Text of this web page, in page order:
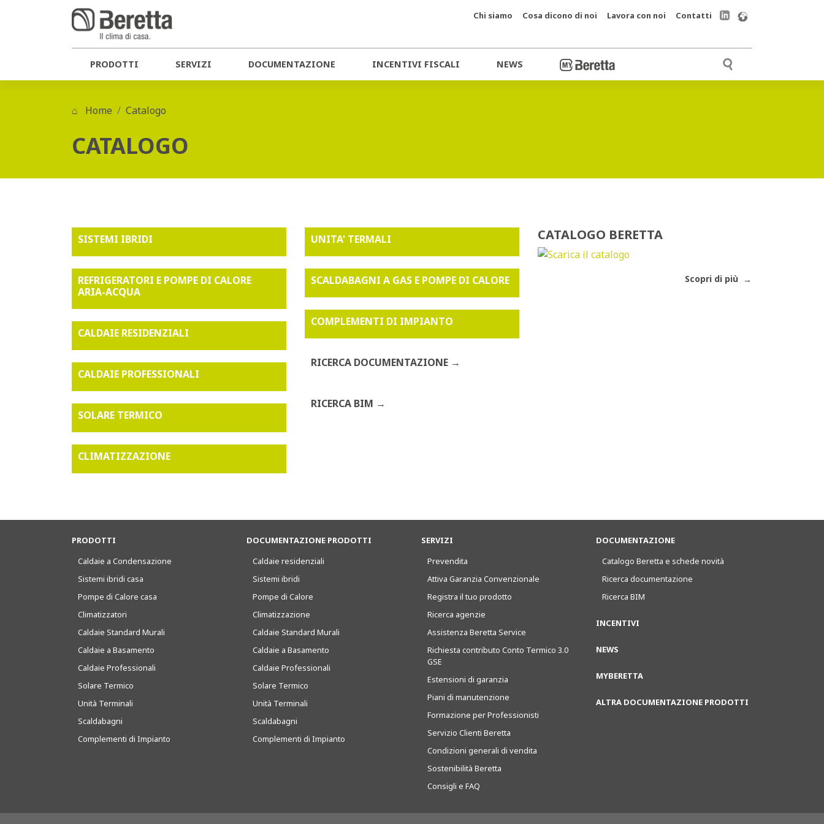
PRODOTTI SERVIZI DOCUMENTAZIONE INCENTIVI FISCALI NEWS
Chi siamo Cosa dicono di noi Lavora con noi Contatti
Home Catalogo
CATALOGO
SISTEMI IBRIDI
REFRIGERATORI E POMPE DI CALORE
ARIA-ACQUA
CALDAIE RESIDENZIALI
CALDAIE PROFESSIONALI
SOLARE TERMICO
CLIMATIZZAZIONE
UNITA' TERMALI
SCALDABAGNI A GAS E POMPE DI CALORE
COMPLEMENTI DI IMPIANTO
RICERCA DOCUMENTAZIONE
RICERCA BIM
CATALOGO BERETTA
Scopri di più
PRODOTTI
Caldaie a Condensazione
Sistemi ibridi casa
Pompe di Calore casa
Climatizzatori
Caldaie Standard Murali
Caldaie a Basamento
Caldaie Professionali
Solare Termico
Unità Terminali
Scaldabagni
Complementi di Impianto
DOCUMENTAZIONE PRODOTTI
Caldaie residenziali
Sistemi ibridi
Pompe di Calore
Climatizzazione
Caldaie Standard Murali
Caldaie a Basamento
Caldaie Professionali
Solare Termico
Unità Terminali
Scaldabagni
Complementi di Impianto
SERVIZI
Prevendita
Attiva Garanzia Convenzionale
Registra il tuo prodotto
Ricerca agenzie
Assistenza Beretta Service
Richiesta contributo Conto Termico 3.0
GSE
Estensioni di garanzia
Piani di manutenzione
Formazione per Professionisti
Servizio Clienti Beretta
Condizioni generali di vendita
Sostenibilità Beretta
Consigli e FAQ
DOCUMENTAZIONE
Catalogo Beretta e schede novità
Ricerca documentazione
Ricerca BIM
INCENTIVI
NEWS
MYBERETTA
ALTRA DOCUMENTAZIONE PRODOTTI